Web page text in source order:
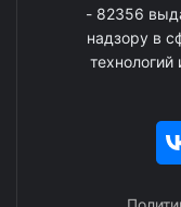
- 82356
надзору в